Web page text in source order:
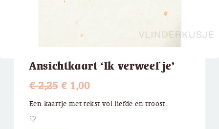
Ansichtkaart ‘Ik verweef je’
€2,25 Oorspronkelijke
prijs
€1,00Huidige
prijs
Een kaartje met tekst vol liefde en troost.
♡